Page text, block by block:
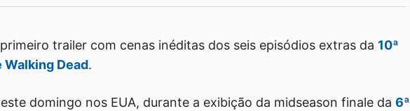
trailer com cenas inéditas dos seis episódios extras da 10ª
Walking Dead.
domingo nos EUA, durante a exibição da midseason finale da 6ª